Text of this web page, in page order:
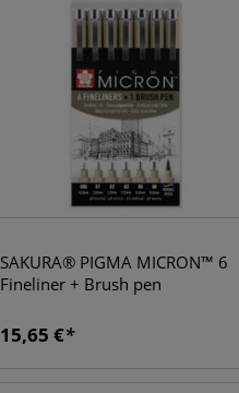
SAKURA® PIGMA MICRON™ 6
Fineliner + Brush pen
15,65 €